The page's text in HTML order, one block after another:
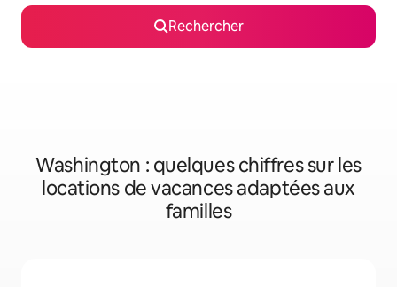
Rechercher
Washington : quelques chiffres sur les
locations de vacances adaptées aux
familles